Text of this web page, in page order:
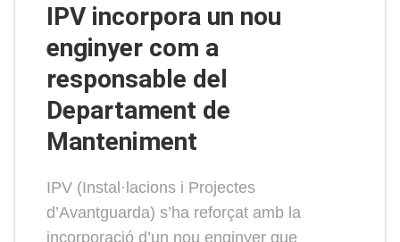
IPV incorpora un nou
enginyer com a
responsable del
Departament de
Manteniment
IPV (Instal·lacions i Projectes
d’Avantguarda) s’ha reforçat amb la
incorporació d’un nou enginyer que